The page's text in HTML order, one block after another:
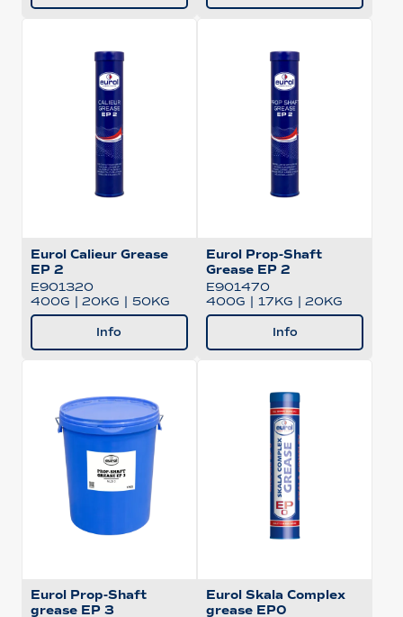
Eurol Calieur Grease
EP 2
E901320
400G | 20KG | 50KG
Info
Eurol Prop-Shaft
Grease EP 2
E901470
400G | 17KG | 20KG
Info
Eurol Prop-Shaft
grease EP 3
Eurol Skala Complex
grease EP0